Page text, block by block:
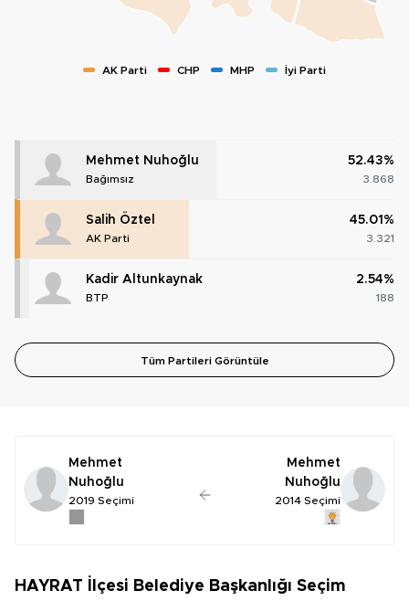
AK Parti CHP MHP İyi Parti
Mehmet Nuhoğlu
Bağımsız
52.43%
3.868
Salih Öztel
AK Parti
45.01%
3.321
Kadir Altunkaynak
BTP
2.54%
188
Tüm Partileri Görüntüle
Mehmet
Nuhoğlu
2019 Seçimi
Mehmet
Nuhoğlu
2014 Seçimi
HAYRAT İlçesi Belediye Başkanlığı Seçim